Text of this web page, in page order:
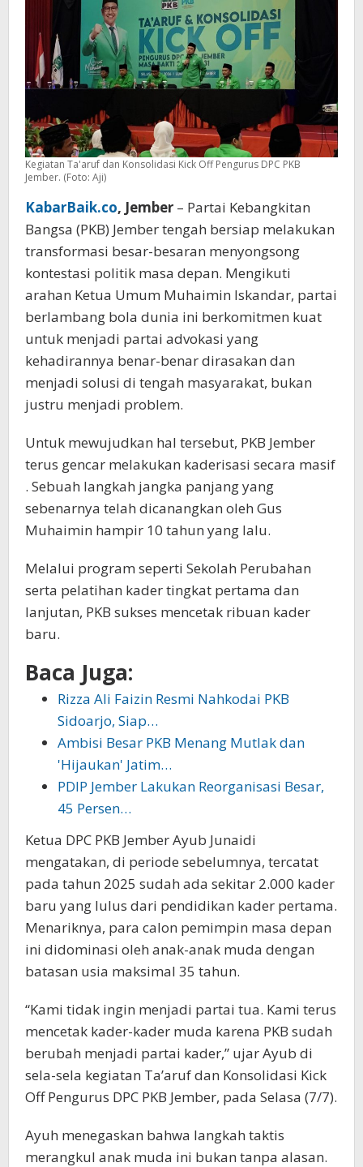
Kegiatan Ta'aruf dan Konsolidasi Kick Off Pengurus DPC PKB
Jember. (Foto: Aji)
KabarBaik.co, Jember – Partai Kebangkitan
Bangsa (PKB) Jember tengah bersiap melakukan
transformasi besar-besaran menyongsong
kontestasi politik masa depan. Mengikuti
arahan Ketua Umum Muhaimin Iskandar, partai
berlambang bola dunia ini berkomitmen kuat
untuk menjadi partai advokasi yang
kehadirannya benar-benar dirasakan dan
menjadi solusi di tengah masyarakat, bukan
justru menjadi problem.
Untuk mewujudkan hal tersebut, PKB Jember
terus gencar melakukan kaderisasi secara masif
. Sebuah langkah jangka panjang yang
sebenarnya telah dicanangkan oleh Gus
Muhaimin hampir 10 tahun yang lalu.
Melalui program seperti Sekolah Perubahan
serta pelatihan kader tingkat pertama dan
lanjutan, PKB sukses mencetak ribuan kader
baru.
Baca Juga:
Rizza Ali Faizin Resmi Nahkodai PKB
Sidoarjo, Siap…
Ambisi Besar PKB Menang Mutlak dan
'Hijaukan' Jatim…
PDIP Jember Lakukan Reorganisasi Besar,
45 Persen…
Ketua DPC PKB Jember Ayub Junaidi
mengatakan, di periode sebelumnya, tercatat
pada tahun 2025 sudah ada sekitar 2.000 kader
baru yang lulus dari pendidikan kader pertama.
Menariknya, para calon pemimpin masa depan
ini didominasi oleh anak-anak muda dengan
batasan usia maksimal 35 tahun.
“Kami tidak ingin menjadi partai tua. Kami terus
mencetak kader-kader muda karena PKB sudah
berubah menjadi partai kader,” ujar Ayub di
sela-sela kegiatan Ta’aruf dan Konsolidasi Kick
Off Pengurus DPC PKB Jember, pada Selasa (7/7).
Ayuh menegaskan bahwa langkah taktis
merangkul anak muda ini bukan tanpa alasan.